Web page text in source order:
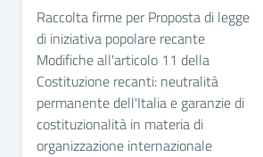
Raccolta firme per Proposta di legge
di iniziativa popolare recante
Modifiche all'articolo 11 della
Costituzione recanti: neutralità
permanente dell'Italia e garanzie di
costituzionalità in materia di
organizzazione internazionale